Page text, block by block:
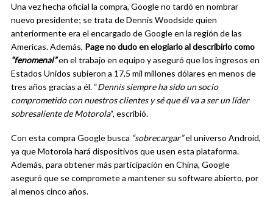
Una vez hecha oficial la compra, Google no tardó en nombrar
nuevo presidente; se trata de Dennis Woodside quien
anteriormente era el encargado de Google en la región de las
Americas. Además, Page no dudo en elogiarlo al describirlo como
“fenomenal”en el trabajo en equipo y aseguró que los ingresos en
Estados Unidos subieron a 17,5 mil millones dólares en menos de
tres años gracias a él. “Dennis siempre ha sido un socio
comprometido con nuestros clientes y sé que él va a ser un líder
sobresaliente de Motorola“, escribió.
Con esta compra Google busca “sobrecargar”el universo Android,
ya que Motorola hará dispositivos que usen esta plataforma.
Además, para obtener más participación en China, Google
aseguró que se compromete a mantener su software abierto, por
al menos cinco años.